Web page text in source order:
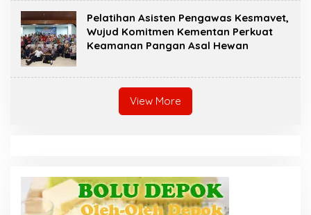
Pelatihan Asisten Pengawas Kesmavet,
Wujud Komitmen Kementan Perkuat
Keamanan Pangan Asal Hewan
View More